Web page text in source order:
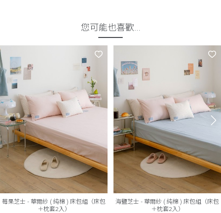
您可能也喜歡…
莓果芝士 - 華爾紗 ( 純棉 ) 床包組（床包
＋枕套2入）
海鹽芝士 - 華爾紗 ( 純棉 ) 床包組（床包
＋枕套2入）